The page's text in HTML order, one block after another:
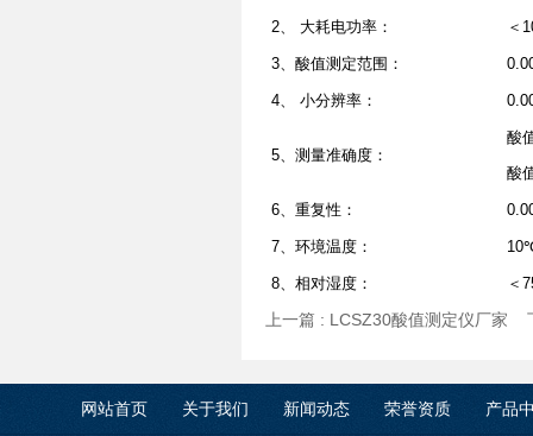
2、 大耗电功率： ＜
3、酸值测定范围：
4、 小分辨率：
5、测量准确度：
酸
酸
6、重复性：
7、环境温度：
8、相对湿度： ＜
上一篇 : LCSZ30酸值测定仪厂家
网站首页 关于我们 新闻动态 荣誉资质 产品